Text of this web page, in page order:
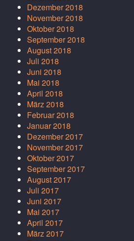
Dezember 2018
November 2018
Oktober 2018
September 2018
August 2018
Juli 2018
Juni 2018
Mai 2018
April 2018
März 2018
Februar 2018
Januar 2018
Dezember 2017
November 2017
Oktober 2017
September 2017
August 2017
Juli 2017
Juni 2017
Mai 2017
April 2017
März 2017